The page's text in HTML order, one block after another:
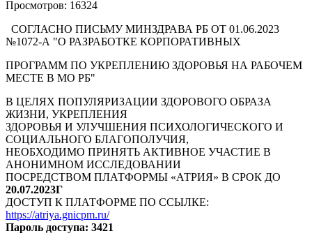
Просмотров: 16324
СОГЛАСНО ПИСЬМУ МИНЗДРАВА РБ ОТ 01.06.2023
№1072-А "О РАЗРАБОТКЕ КОРПОРАТИВНЫХ
ПРОГРАММ ПО УКРЕПЛЕНИЮ ЗДОРОВЬЯ НА РАБОЧЕМ
МЕСТЕ В МО РБ"
В ЦЕЛЯХ ПОПУЛЯРИЗАЦИИ ЗДОРОВОГО ОБРАЗА
ЖИЗНИ, УКРЕПЛЕНИЯ
ЗДОРОВЬЯ И УЛУЧШЕНИЯ ПСИХОЛОГИЧЕСКОГО И
СОЦИАЛЬНОГО БЛАГОПОЛУЧИЯ,
НЕОБХОДИМО ПРИНЯТЬ АКТИВНОЕ УЧАСТИЕ В
АНОНИМНОМ ИССЛЕДОВАНИИ
ПОСРЕДСТВОМ ПЛАТФОРМЫ «АТРИЯ» В СРОК ДО
20.07.2023Г
ДОСТУП К ПЛАТФОРМЕ ПО ССЫЛКЕ:
https://atriya.gnicpm.ru/
Пароль доступа: 3421